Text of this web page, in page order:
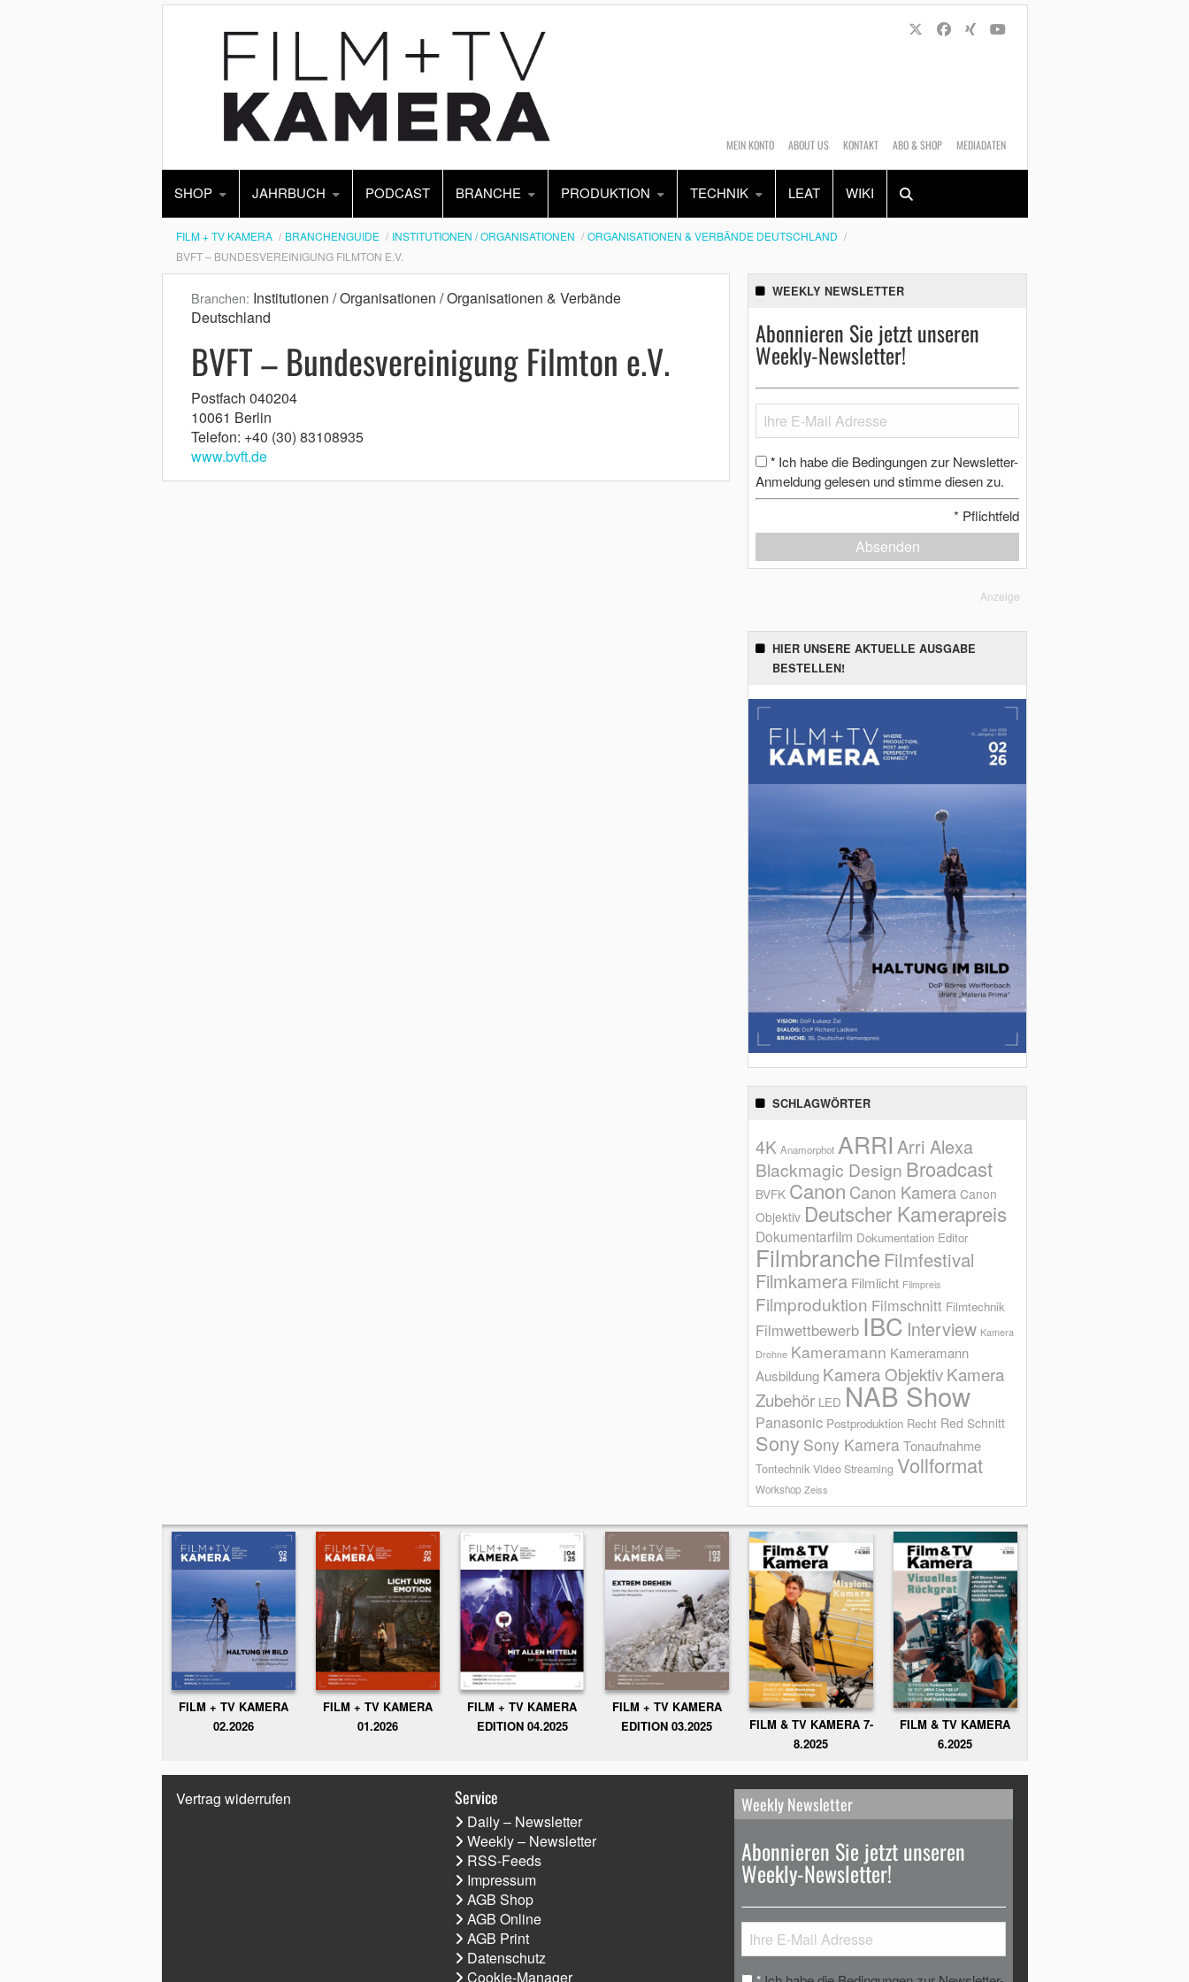
MEIN KONTO ABOUT US KONTAKT ABO & SHOP MEDIADATEN
SHOP JAHRBUCH PODCAST BRANCHE PRODUKTION TECHNIK LEAT WIKI
Alles Shop
FILM + TV KAMERA BRANCHENGUIDE INSTITUTIONEN / ORGANISATIONEN
ORGANISATIONEN & VERBÄNDE DEUTSCHLAND
BVFT – BUNDESVEREINIGUNG FILMTON E.V.
Branchen: Institutionen / Organisationen / Organisationen & Verbände
Deutschland
BVFT – Bundesvereinigung Filmton e.V.
Postfach 040204
10061 Berlin
Telefon: +40 (30) 83108935
www.bvft.de
WEEKLY NEWSLETTER
Abonnieren Sie jetzt unseren
Weekly-Newsletter!
* Ich habe die Bedingungen zur Newsletter-
Anmeldung gelesen und stimme diesen zu.
* Pflichtfeld
Absenden
Anzeige
HIER UNSERE AKTUELLE AUSGABE
BESTELLEN!
SCHLAGWÖRTER
4K Anamorphot ARRI Arri Alexa
Blackmagic Design Broadcast
BVFK Canon Canon Kamera Canon
Objektiv Deutscher Kamerapreis
Dokumentarfilm Dokumentation Editor
Filmbranche Filmfestival
Filmkamera Filmlicht Filmpreis
Filmproduktion Filmschnitt Filmtechnik
Filmwettbewerb IBC Interview Kamera
Drohne Kameramann Kameramann
Ausbildung Kamera ObjektivKamera
Zubehör LED NAB Show
Panasonic Postproduktion Recht Red Schnitt
Sony Sony KameraTonaufnahme
Tontechnik Video Streaming Vollformat
Workshop Zeiss
FILM + TV KAMERA
02.2026
FILM + TV KAMERA
01.2026
FILM + TV KAMERA
EDITION 04.2025
FILM + TV KAMERA
EDITION 03.2025
FILM & TV KAMERA 7-
8.2025
FILM & TV KAMERA
6.2025
Vertrag widerrufen Service
Daily – Newsletter
Weekly – Newsletter
RSS-Feeds
Impressum
AGB Shop
AGB Online
AGB Print
Datenschutz
Cookie-Manager
Weekly Newsletter
Abonnieren Sie jetzt unseren
Weekly-Newsletter!